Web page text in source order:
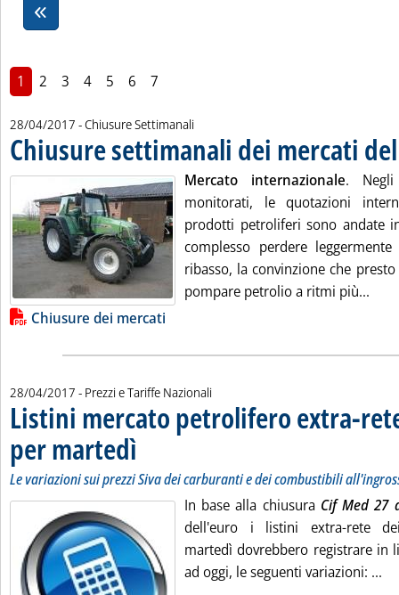
1 2 3 4 5 6 7
28/04/2017 - Chiusure Settimanali
Chiusure settimanali dei mercati
Mercato internazionale.
monitorati, le quotazioni
prodotti petroliferi sono andate
complesso perdere
ribasso, la convinzione che
pompare petrolio a ritmi più...
Lista allegati PDF alla notizia
Chiusure dei mercati
28/04/2017 - Prezzi e Tariffe Nazionali
Listini mercato petrolifero extra-
per martedì . Sottotitolo: Le variazioni sui prezzi Siva dei carburanti e
. Pubblicata venerdì 28 aprile 2017 alle 9.45.
Le variazioni sui prezzi Siva dei carburanti e dei combustibili
In base alla chiusura Cif Med 27
dell'euro i listini extra-rete
martedì dovrebbero registrare in
ad oggi, le seguenti variazioni: ...